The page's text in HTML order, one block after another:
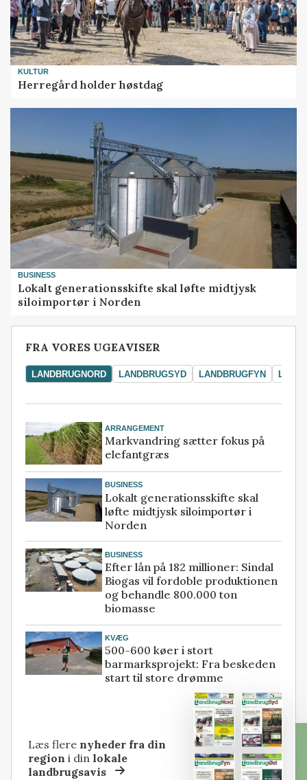
KULTUR
Herregård holder høstdag
BUSINESS
Lokalt generationsskifte skal løfte midtjysk
siloimportør i Norden
FRA VORES UGEAVISER
LANDBRUGNORD LANDBRUGSYD LANDBRUGFYN
ARRANGEMENT
Markvandring sætter fokus på
elefantgræs
BUSINESS
Lokalt generationsskifte skal
løfte midtjysk siloimportør i
Norden
BUSINESS
Efter lån på 182 millioner: Sindal
Biogas vil fordoble produktionen
og behandle 800.000 ton
biomasse
KVÆG
500-600 køer i stort
barmarksprojekt: Fra beskeden
start til store drømme
Læs flere nyheder fra din
region i dinlokale
landbrugsavis